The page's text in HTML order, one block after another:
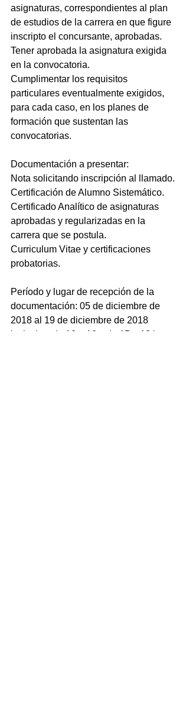
asignaturas, correspondientes al plan
de estudios de la carrera en que figure
inscripto el concursante, aprobadas.
Tener aprobada la asignatura exigida
en la convocatoria.
Cumplimentar los requisitos
particulares eventualmente exigidos,
para cada caso, en los planes de
formación que sustentan las
convocatorias.
Documentación a presentar:
Nota solicitando inscripción al llamado.
Certificación de Alumno Sistemático.
Certificado Analítico de asignaturas
aprobadas y regularizadas en la
carrera que se postula.
Curriculum Vitae y certificaciones
probatorias.
Período y lugar de recepción de la
documentación: 05 de diciembre de
2018 al 19 de diciembre de 2018
inclusive, de 10 a 12 y de 15 a 18 hs.